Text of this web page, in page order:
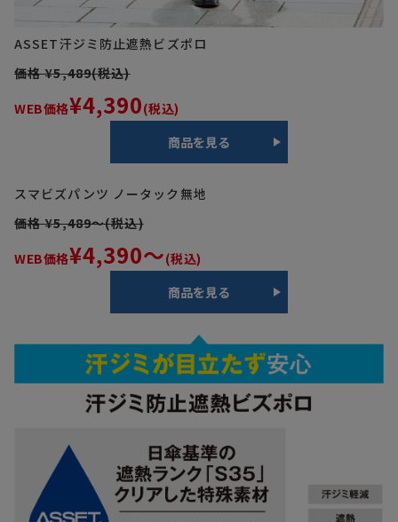
ASSET 汗ジミ防止遮熱ビズポロ
価格 ¥5,489(税込)
WEB価格¥4,390(税込)
商品を見る
スマビズパンツ ノータック無地
価格 ¥5,489～(税込)
WEB価格¥4,390～(税込)
商品を見る